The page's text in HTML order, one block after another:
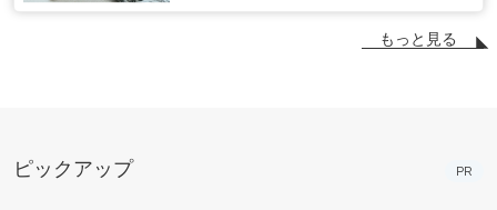
もっと見る
ピックアップ PR